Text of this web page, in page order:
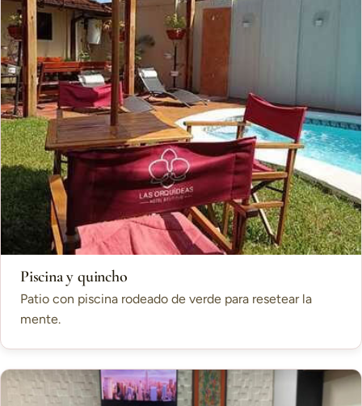
Piscina y quincho
Patio con piscina rodeado de verde para resetear la
mente.